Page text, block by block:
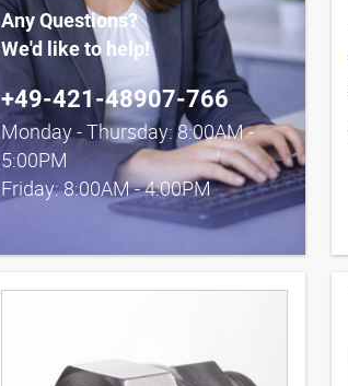
Any Questions?
We'd like to help!
+49-421-48907-766
Monday - Thursday: 8:00AM -
5:00PM
Friday: 8:00AM - 4:00PM